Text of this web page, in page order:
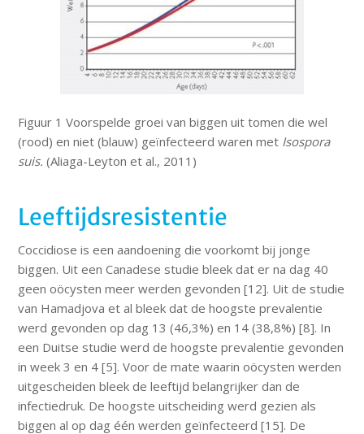
Figuur 1 Voorspelde groei van biggen uit tomen die wel
(rood) en niet (blauw) geïnfecteerd waren met Isospora
suis. (Aliaga-Leyton et al., 2011)
Leeftijdsresistentie
Coccidiose is een aandoening die voorkomt bij jonge
biggen. Uit een Canadese studie bleek dat er na dag 40
geen oöcysten meer werden gevonden [12]. Uit de studie
van Hamadjova et al bleek dat de hoogste prevalentie
werd gevonden op dag 13 (46,3%) en 14 (38,8%) [8]. In
een Duitse studie werd de hoogste prevalentie gevonden
in week 3 en 4 [5]. Voor de mate waarin oöcysten werden
uitgescheiden bleek de leeftijd belangrijker dan de
infectiedruk. De hoogste uitscheiding werd gezien als
biggen al op dag één werden geïnfecteerd [15]. De